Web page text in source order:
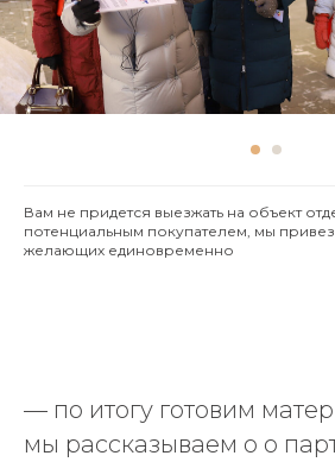
Вам не придется выезжать на объект
потенциальным покупателем, мы
желающих единовременно
— по итогу готовим
мы рассказываем о о
Услуги
Контакты